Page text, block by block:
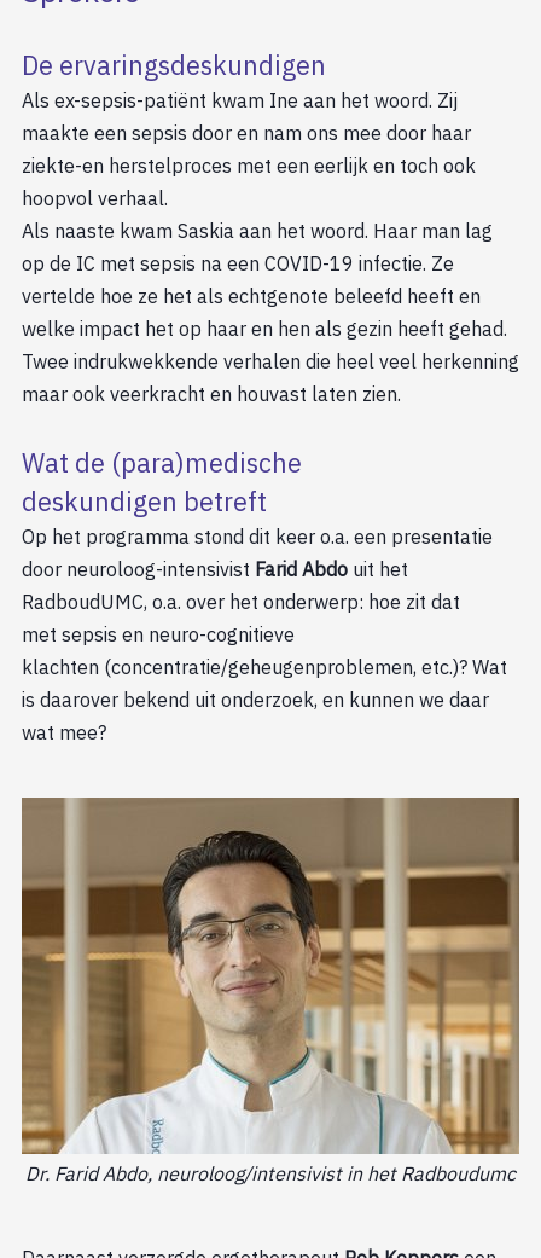
De ervaringsdeskundigen
Als ex-sepsis-patiënt kwam Ine aan het woord. Zij
maakte een sepsis door en nam ons mee door haar
ziekte-en herstelproces met een eerlijk en toch ook
hoopvol verhaal.
Als naaste kwam Saskia aan het woord. Haar man lag
op de IC met sepsis na een COVID-19 infectie. Ze
vertelde hoe ze het als echtgenote beleefd heeft en
welke impact het op haar en hen als gezin heeft gehad.
Twee indrukwekkende verhalen die heel veel herkenning
maar ook veerkracht en houvast laten zien.
Wat de (para)medische
deskundigen betreft
Op het programma stond dit keer o.a. een presentatie
door neuroloog-intensivist Farid Abdo uit het
RadboudUMC, o.a. over het onderwerp: hoe zit dat
met sepsis en neuro-cognitieve
klachten (concentratie/geheugenproblemen, etc.)? Wat
is daarover bekend uit onderzoek, en kunnen we daar
wat mee?
Dr. Farid Abdo, neuroloog/intensivist in het Radboudumc